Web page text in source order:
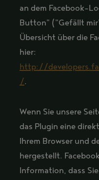
an dem Facebook-
Button" ("Gefällt
Übersicht über die
hier:
http://
/.
Wenn Sie unsere
das Plugin eine
Ihrem Browser und
hergestellt.
Information, dass